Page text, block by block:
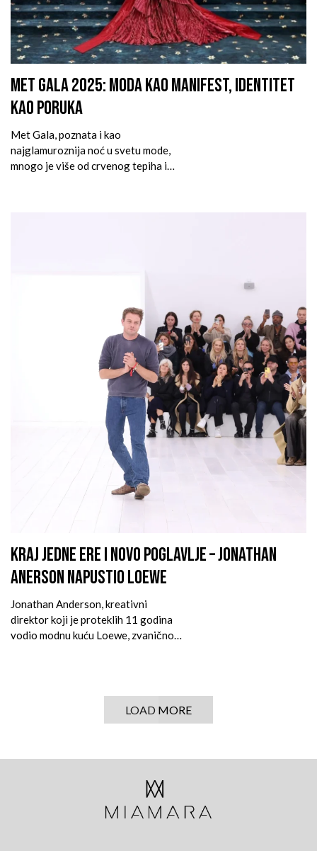
MET GALA 2025: MODA KAO MANIFEST, IDENTITET
KAO PORUKA
Met Gala, poznata i kao
najglamuroznija noć u svetu mode,
mnogo je više od crvenog tepiha i
kao uvod u tematsku izložbu
Instituta, pretvarajući modnu
estetiku u kulturni dijalog koji
preispituje umetnost oblačenja kroz
istoriju, identitet, društvene pokrete
KRAJ JEDNE ERE I NOVO POGLAVLJE – JONATHAN
ANERSON NAPUSTIO LOEWE
Jonathan Anderson, kreativni
direktor koji je proteklih 11 godina
vodio modnu kuću Loewe, zvanično
označava kraj jedne izuzetno
uspešne ere i otvara novo poglavlje
POSTS
LOAD MORE